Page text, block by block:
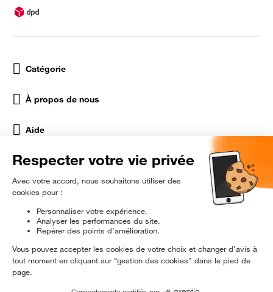
Catégorie
À propos de nous
Aide
Réseaux Sociaux
rɘconditionné